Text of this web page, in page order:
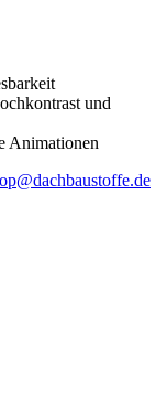
und
Animationen